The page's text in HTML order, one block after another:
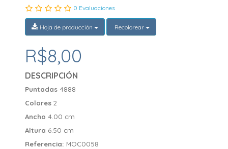
0 Evaluaciones
Hoja de producción Recolorear
R$8,00
DESCRIPCIÓN
Puntadas4888
Colores2
Ancho4.00 cm
Altura 6.50 cm
Referencia: MOC0058